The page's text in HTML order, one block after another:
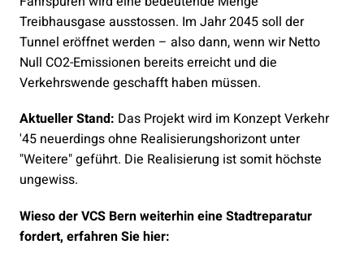
Treibhausgase ausstossen. Im Jahr 2045 soll der
Tunnel eröffnet werden – also dann, wenn wir Netto
Null CO2-Emissionen bereits erreicht und die
Verkehrswende geschafft haben müssen.
Aktueller Stand: Das Projekt wird im Konzept Verkehr
'45 neuerdings ohne Realisierungshorizont unter
"Weitere" geführt. Die Realisierung ist somit höchste
ungewiss.
Wieso der VCS Bern weiterhin eine Stadtreparatur
fordert, erfahren Sie hier: